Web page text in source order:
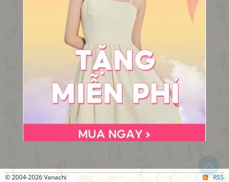
© 2004-2026 Vanachi RSS